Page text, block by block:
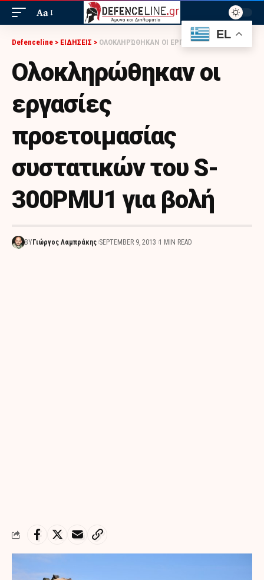
Aa
Defenceline > ΕΙΔΗΣΕΙΣ > ΟΛΟΚΛΗΡΏΘΗΚΑΝ ΟΙ ΕΡΓΑΣΊΕΣ ΠΡΟΕΤΟΙΜΑΣΊΑΣ ΣΥΣΤΑΤΙΚΏΝ ΤΟΥ S-300PMU1 ΓΙΑ ΒΟΛΉ
Ολοκληρώθηκαν οι
εργασίες
προετοιμασίας
συστατικών του S-
300PMU1 για βολή
BY Γιώργος Λαμπράκης SEPTEMBER 9, 2013 1 MIN READ
EL